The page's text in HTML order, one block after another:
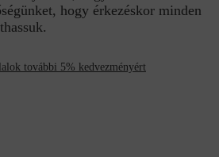
hogy érkezéskor minden
további 5% kedvezményért